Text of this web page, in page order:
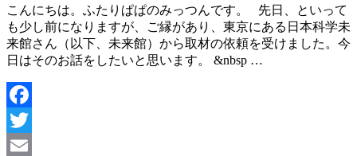
こんにちは。ふたりぱぱのみっつんです。 先日、といって
も少し前になりますが、ご縁があり、東京にある日本科学未
来館さん（以下、未来館）から取材の依頼を受けました。今
日はそのお話をしたいと思います。 &nbsp …
Facebook
Twitter